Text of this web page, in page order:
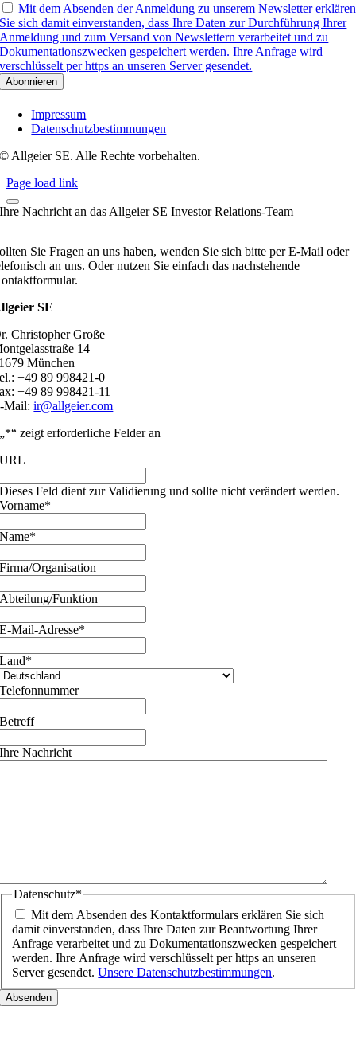
Mit dem Absenden der Anmeldung zu unserem Newsletter erklären
Sie sich damit einverstanden, dass Ihre Daten zur Durchführung Ihrer
Anmeldung und zum Versand von Newslettern verarbeitet und zu
Dokumentationszwecken gespeichert werden. Ihre Anfrage wird
verschlüsselt per https an unseren Server gesendet.
Impressum
Datenschutzbestimmungen
© Allgeier SE. Alle Rechte vorbehalten.
Page load link
Ihre Nachricht an das Allgeier SE Investor Relations-Team
Sie Fragen an uns haben, wenden Sie sich bitte per E-Mail oder
an uns. Oder nutzen Sie einfach das nachstehende
SE
Christopher Große
14
München
+49 89 998421-0
+49 89 998421-11
Mail:ir@allgeier.com
„*“ zeigt erforderliche Felder an
URL
Dieses Feld dient zur Validierung und sollte nicht verändert werden.
Vorname*
Name*
Firma/Organisation
Abteilung/Funktion
E-Mail-Adresse*
Land*
Telefonnummer
Betreff
Ihre Nachricht
Datenschutz*
Mit dem Absenden des Kontaktformulars erklären Sie sich
damit einverstanden, dass Ihre Daten zur Beantwortung Ihrer
Anfrage verarbeitet und zu Dokumentationszwecken gespeichert
werden. Ihre Anfrage wird verschlüsselt per https an unseren
Server gesendet.Unsere Datenschutzbestimmungen.